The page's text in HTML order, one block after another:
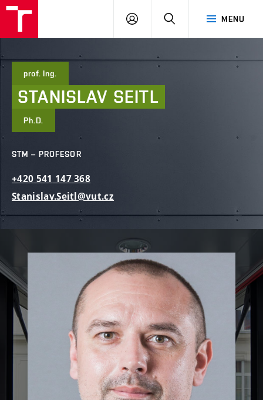
Brno
MENU
PŘIHLÁSIT
prof. Ing.
STANISLAV SEITL
Ph.D.
STM – PROFESOR
+420 541 147368
Stanislav.Seitl@vut.cz